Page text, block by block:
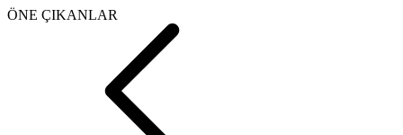
ÖNE ÇIKANLAR